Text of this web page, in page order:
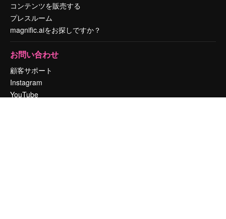
コンテンツを販売する
プレスルーム
magnific.aiをお探しですか？
お問い合わせ
顧客サポート
Instagram
YouTube